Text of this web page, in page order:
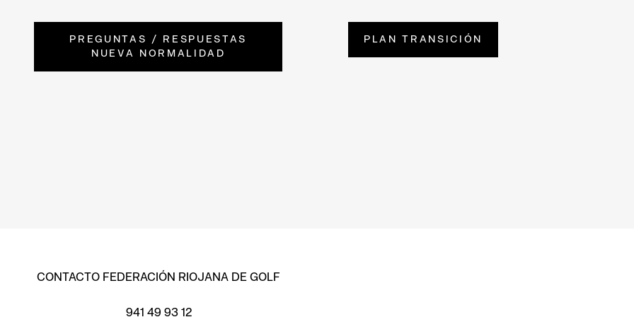
PREGUNTAS / RESPUESTAS
NUEVA NORMALIDAD
PLAN TRANSICIÓN
CONTACTO FEDERACIÓN RIOJANA DE GOLF
941 49 93 12